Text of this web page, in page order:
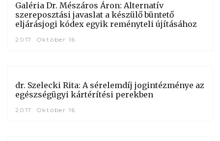
Galéria Dr. Mészáros Áron: Alternatív
szereposztási javaslat a készülő büntető
eljárásjogi kódex egyik reményteli újításához
2017. Október 16
dr. Szelecki Rita: A sérelemdíj jogintézménye az
egészségügyi kártérítési perekben
2017. Október 16